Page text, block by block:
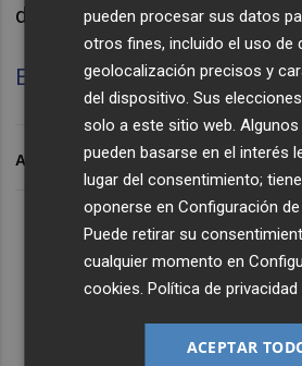
Lo Más Escuchado
Suscríbete al
de la que fue artífice y
Escucha aquí laParte IIde
ARCHIVADO EN
pueden procesar sus datos
otros fines, incluido el uso de
geolocalización precisos y
del dispositivo. Sus
solo a este sitio web.
pueden basarse en el interés
lugar del consentimiento;
oponerse enConfiguración
Puede retirar su
cualquier momento en
cookies .Política de privacidad
ACEPTAR